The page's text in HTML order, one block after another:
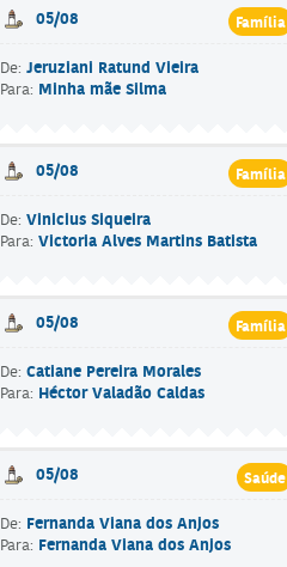
Família
05/08
De: Jeruziani Ratund Vieira
Para: Minha mãe Silma
Família
05/08
De: Vinicius Siqueira
Para: Victoria Alves Martins Batista
Família
05/08
De: Catiane Pereira Morales
Para: Héctor Valadão Caldas
Saúde
05/08
De: Fernanda Viana dos Anjos
Para: Fernanda Viana dos Anjos